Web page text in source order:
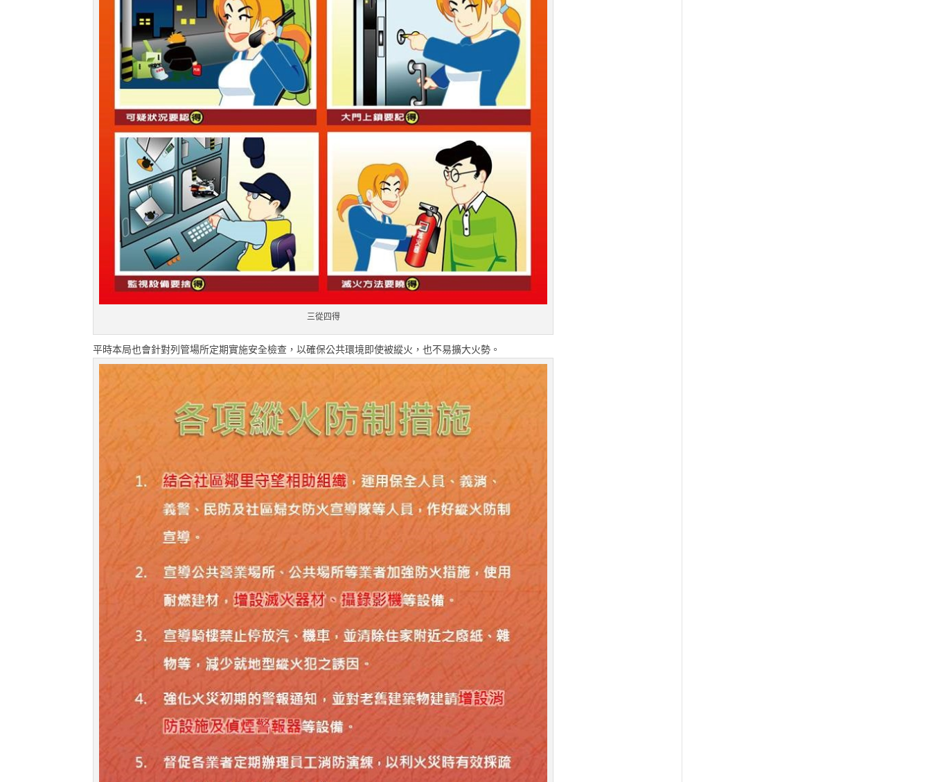
三從四得
平時本局也會針對列管場所定期實施安全檢查，以確保公共環境即使被縱火，也不易擴大火勢。